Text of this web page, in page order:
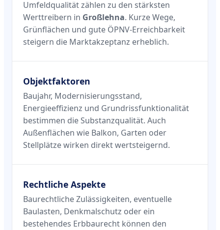
Umfeldqualität zählen zu den stärksten
Werttreibern in Großlehna. Kurze Wege,
Grünflächen und gute ÖPNV-Erreichbarkeit
steigern die Marktakzeptanz erheblich.
Objektfaktoren
Baujahr, Modernisierungsstand,
Energieeffizienz und Grundrissfunktionalität
bestimmen die Substanzqualität. Auch
Außenflächen wie Balkon, Garten oder
Stellplätze wirken direkt wertsteigernd.
Rechtliche Aspekte
Baurechtliche Zulässigkeiten, eventuelle
Baulasten, Denkmalschutz oder ein
bestehendes Erbbaurecht können den